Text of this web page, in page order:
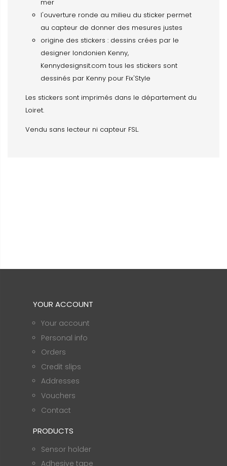
mer
l'ouverture ronde au milieu du sticker permet
au capteur de donner des mesures justes
origine des stickers : dessins crées par le
designer londonien Kenny,
Kennydesignsit.com tous les stickers sont
dessinés par Kenny pour Fix'Style
Les stickers sont imprimés dans le département du
Loiret.
Vendu sans lecteur ni capteur FSL.
YOUR ACCOUNT
Your account
Personal info
Orders
Credit slips
Addresses
Vouchers
Contact
PRODUCTS
Sensor holder
Adhesive tape